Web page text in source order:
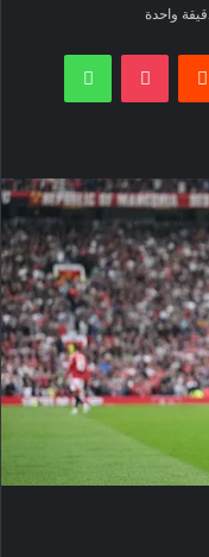
واحدة
‫Pocket واتساب